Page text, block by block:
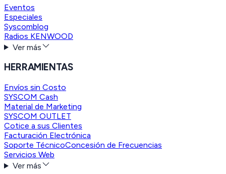
Eventos
Especiales
Syscomblog
Radios KENWOOD
Ver más
HERRAMIENTAS
Envíos sin Costo
SYSCOM Cash
Material de Marketing
SYSCOM OUTLET
Cotice a sus Clientes
Facturación Electrónica
Soporte TécnicoConcesión de Frecuencias
Servicios Web
Ver más